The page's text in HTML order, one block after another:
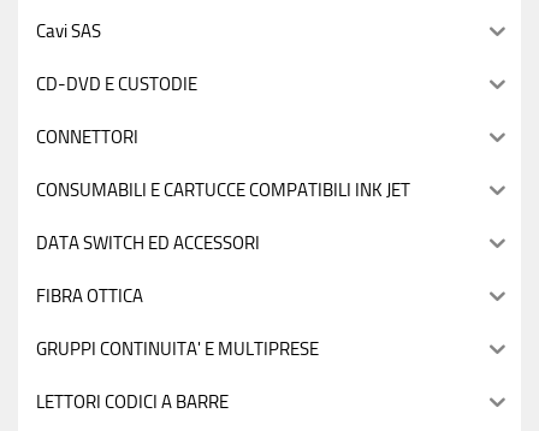
Cavi SAS
CD-DVD E CUSTODIE
CONNETTORI
CONSUMABILI E CARTUCCE COMPATIBILI INK JET
DATA SWITCH ED ACCESSORI
FIBRA OTTICA
GRUPPI CONTINUITA' E MULTIPRESE
LETTORI CODICI A BARRE